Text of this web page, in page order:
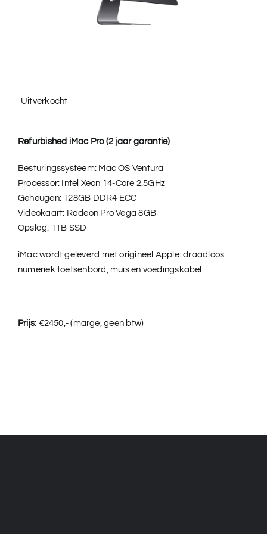
Uitverkocht
Refurbished iMac Pro (2 jaar garantie)
Besturingssysteem: Mac OS Ventura
Processor: Intel Xeon 14-Core 2.5GHz
Geheugen: 128GB DDR4 ECC
Videokaart: Radeon Pro Vega 8GB
Opslag: 1TB SSD
iMac wordt geleverd met origineel Apple: draadloos
numeriek toetsenbord, muis en voedingskabel.
Prijs: €2450,- (marge, geen btw)